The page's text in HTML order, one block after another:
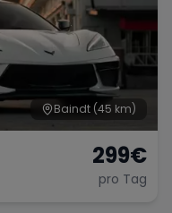
Jaguar
Dodge
Baindt (45 km)
299€
pro Tag